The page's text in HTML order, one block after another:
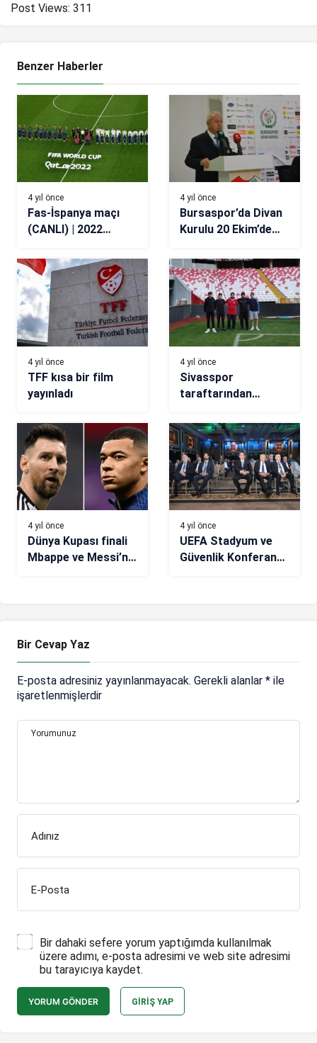
Post Views: 311
Benzer Haberler
4 yıl önce
Fas-İspanya maçı
(CANLI) | 2022
16 Turu
4 yıl önce
Bursaspor’da Divan
Kurulu 20 Ekim’de
4 yıl önce
TFF kısa bir film
yayınladı
4 yıl önce
Sivasspor
taraftarından
koreografi hazırlığı
4 yıl önce
Dünya Kupası finali
Mbappe ve Messi’nin
4 yıl önce
UEFA Stadyum ve
Güvenlik Konferansı,
Bir Cevap Yaz
E-posta adresiniz yayınlanmayacak. Gerekli alanlar * ile
işaretlenmişlerdir
Yorumunuz
Adınız
E-Posta
Bir dahaki sefere yorum yaptığımda kullanılmak
üzere adımı, e-posta adresimi ve web site adresimi
bu tarayıcıya kaydet.
YORUM GÖNDER GIRIŞ YAP